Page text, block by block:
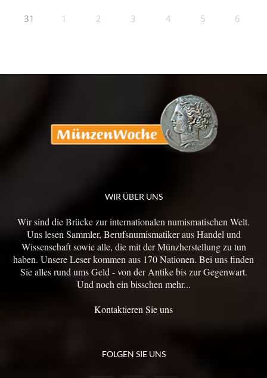
31 1 2 3 4 5 6
WIR ÜBER UNS
Wir sind die Brücke zur internationalen numismatischen Welt.
Uns lesen Sammler, Berufsnumismatiker aus Handel und
Wissenschaft sowie alle, die mit der Münzherstellung zu tun
haben. Unsere Leser kommen aus 170 Nationen. Bei uns finden
Sie alles rund ums Geld - von der Antike bis zur Gegenwart.
Und noch ein bisschen mehr...
Kontaktieren Sie uns
FOLGEN SIE UNS